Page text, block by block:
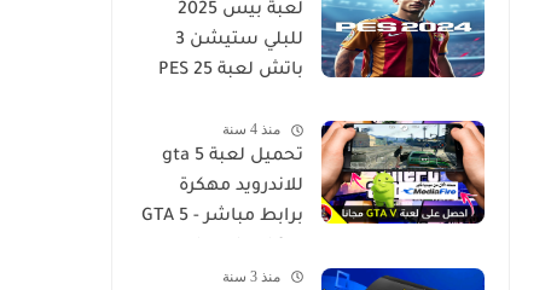
لعبة بيس 2025
للبلي ستيشن 3
باتش لعبة PES 25
الاحدث
منذ 4 سنة
تحميل لعبة gta 5
للاندرويد مهكرة
برابط مباشر - GTA 5
Android - تحميل
منذ 3 سنة